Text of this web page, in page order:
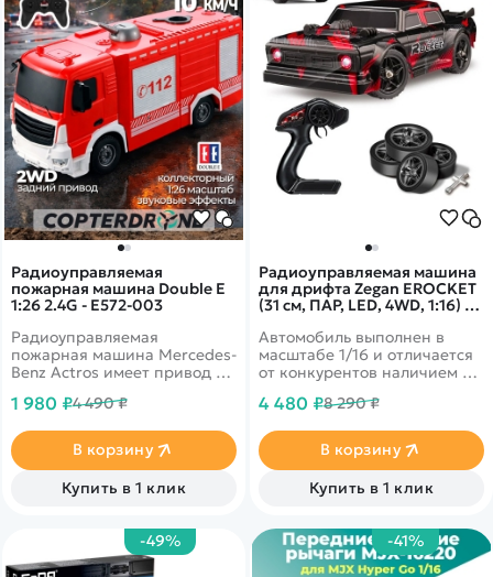
Радиоуправляемая
пожарная машина Double E
1:26 2.4G - E572-003
Радиоуправляемая
пожарная машина Mercedes-
Benz Actros имеет привод на
масштабе 1:26.
дистанционного управления
на помехозащищенной
частоте 2.4Ghz позволяет
контролировать движение
вправо/влево. Модель
оснащена действующей
водонапорной помпой!
1 980 ₽4 490 ₽
В корзину
Купить в 1 клик
Радиоуправляемая машина
для дрифта Zegan EROCKET
(31 см, ПАР, LED, 4WD, 1:16) -
Автомобиль выполнен в
масштабе 1/16 и отличается
от конкурентов наличием 2-х
дрифта и шоссейных гонок),
аккумуляторной батареи,
мощным двигателем с
системой охлаждения,
парогенератором и яркой
оптимальным соотношением
цены и качества деталей.
4 480 ₽8 290 ₽
В корзину
Купить в 1 клик
-49% -41%